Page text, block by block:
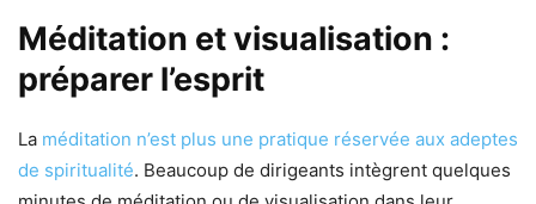
Méditation et visualisation :
préparer l’esprit
La méditation n’est plus une pratique réservée aux adeptes
de spiritualité. Beaucoup de dirigeants intègrent quelques